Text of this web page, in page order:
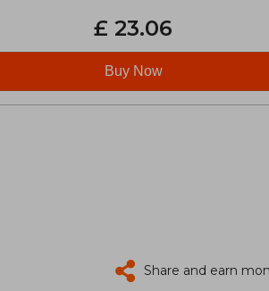
£ 23.06
Buy Now
Share and earn